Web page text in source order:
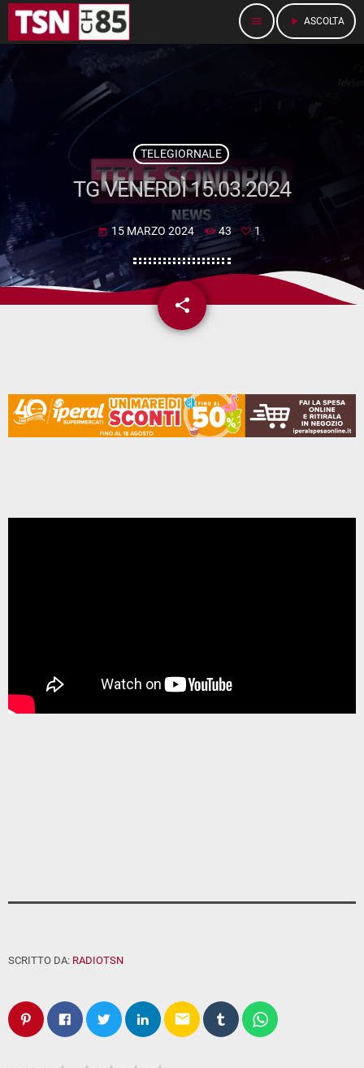
menu play_arrow ASCOLTA
TELEGIORNALE
TG VENERDÌ 15.03.2024
today 15 MARZO 2024 43 1
share
email
SCRITTO DA: RADIOTSN
email